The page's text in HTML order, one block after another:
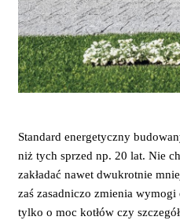
Standard energetyczny
niż tych sprzed np. 20 lat. Nie
zakładać nawet dwukrotnie
zaś zasadniczo zmienia
tylko o moc kotłów czy